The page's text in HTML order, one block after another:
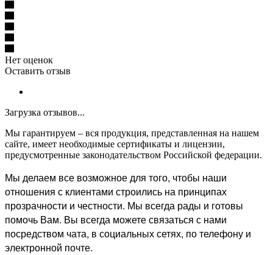
Нет оценок
Оставить отзыв
Загрузка отзывов...
Мы гарантируем – вся продукция, представленная на нашем
сайте, имеет необходимые сертификаты и лицензии,
предусмотренные законодательством Российской федерации.
Мы делаем все возможное для того, чтобы наши
отношения с клиентами строились на принципах
прозрачности и честности. Мы всегда рады и готовы
помочь Вам. Вы всегда можете связаться с нами
посредством чата, в социальных сетях, по телефону и
электронной почте.